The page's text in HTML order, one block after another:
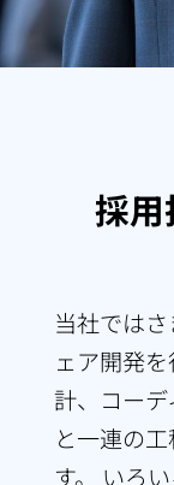
採
当社では
ェア開発
計、コー
と一連の
す。 いろ